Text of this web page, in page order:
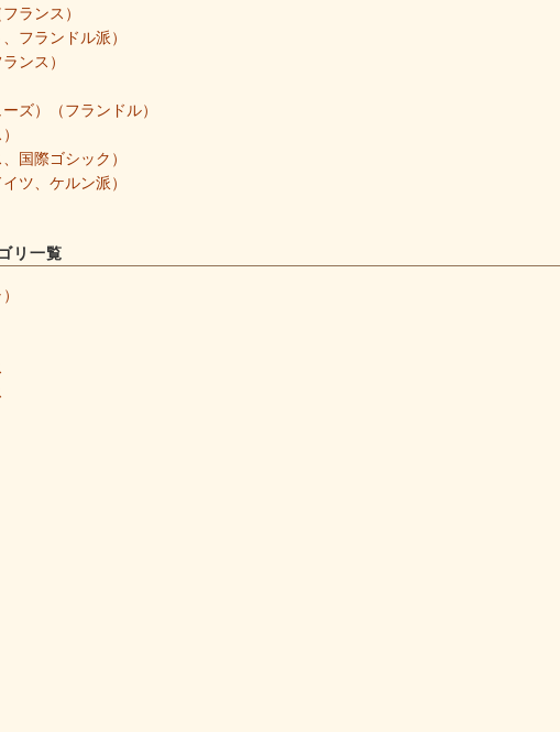
ランス）
フランドル派）
ンス）
ズ）（フランドル）
国際ゴシック）
ツ、ケルン派）
リ一覧